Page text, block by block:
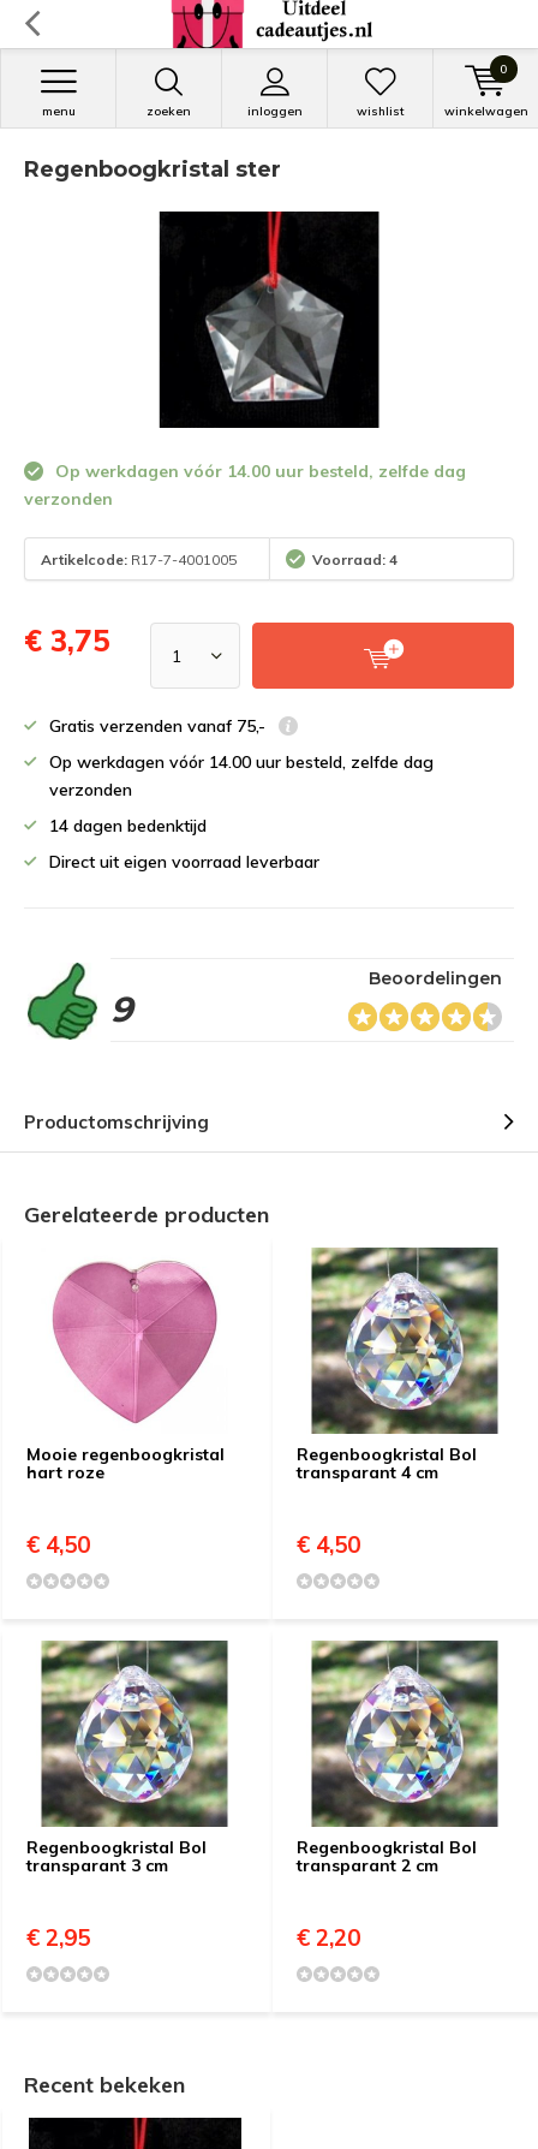
zoeken inloggen
menu wishlist winkelwagen
0
Regenboogkristal ster
Op werkdagen vóór 14.00 uur besteld, zelfde dag
verzonden
Artikelcode: R17-7-4001005 Voorraad: 4
€ 3,75
Gratis verzenden vanaf 75,-
Op werkdagen vóór 14.00 uur besteld, zelfde dag
verzonden
14 dagen bedenktijd
Direct uit eigen voorraad leverbaar
9
Beoordelingen
Productomschrijving
Gerelateerde producten
Mooie regenboogkristal
hart roze
€ 4,50
Regenboogkristal Bol
transparant 4 cm
€ 4,50
Regenboogkristal Bol
transparant 3 cm
€ 2,95
Regenboogkristal Bol
transparant 2 cm
€ 2,20
Recent bekeken